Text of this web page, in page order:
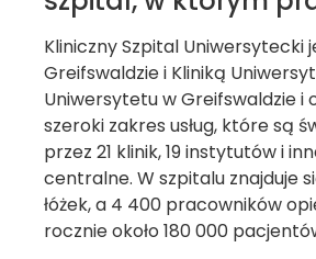
Kliniczny Szpital Uniwersytecki
Greifswaldzie i Kliniką
Uniwersytetu w Greifswaldzie i
szeroki zakres usług, które są
przez 21 klinik, 19 instytutów i
centralne. W szpitalu znajduje
łóżek, a 4 400 pracowników
rocznie około 180 000